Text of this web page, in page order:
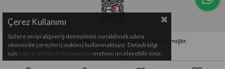
Bu sitenin kurulumu Keyo Digital tarafından yapılmıştır.
Çerez Kullanımı
Sizlere en iyi alışveriş deneyimini sunabilmek adına
sitemizde çerezler(cookies) kullanmaktayız. Detaylı bilgi
için Kişisel Verilerin Korunması metnini inceleyebilirsiniz.